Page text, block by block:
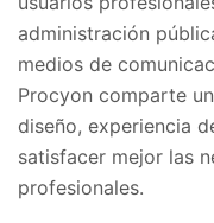
administración
medios de
Procyon comparte
diseño, experiencia
satisfacer mejor las
profesionales.